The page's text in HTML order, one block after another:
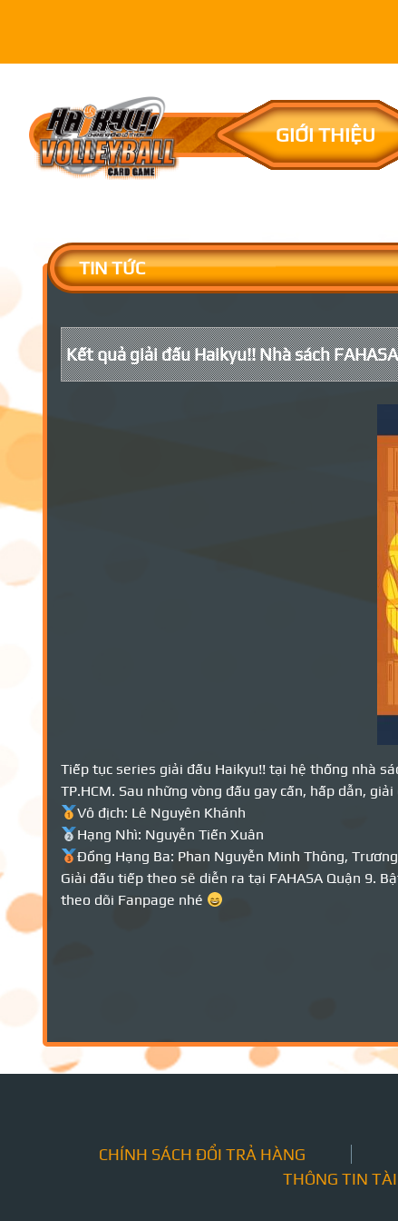
GIỚI THIỆU
TIN TỨC
Kết quả giải đấu Haikyu!! Nhà sách
Tiếp tục series giải đấu Haikyu!! tại hệ thống nhà
TP.HCM. Sau những vòng đấu gay cấn, hấp dẫn,
Vô địch: Lê Nguyên Khánh
Hạng Nhì: Nguyễn Tiến Xuân
Đồng Hạng Ba: Phan Nguyễn Minh Thông,
Giải đấu tiếp theo sẽ diễn ra tại FAHASA Quận 9.
theo dõi Fanpage nhé
CHÍNH SÁCH ĐỔI TRẢ HÀNG
THÔNG TIN